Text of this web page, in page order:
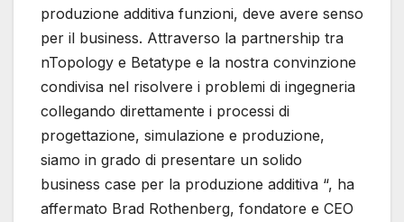
produzione additiva funzioni, deve avere senso
per il business. Attraverso la partnership tra
nTopology e Betatype e la nostra convinzione
condivisa nel risolvere i problemi di ingegneria
collegando direttamente i processi di
progettazione, simulazione e produzione,
siamo in grado di presentare un solido
business case per la produzione additiva “, ha
affermato Brad Rothenberg, fondatore e CEO